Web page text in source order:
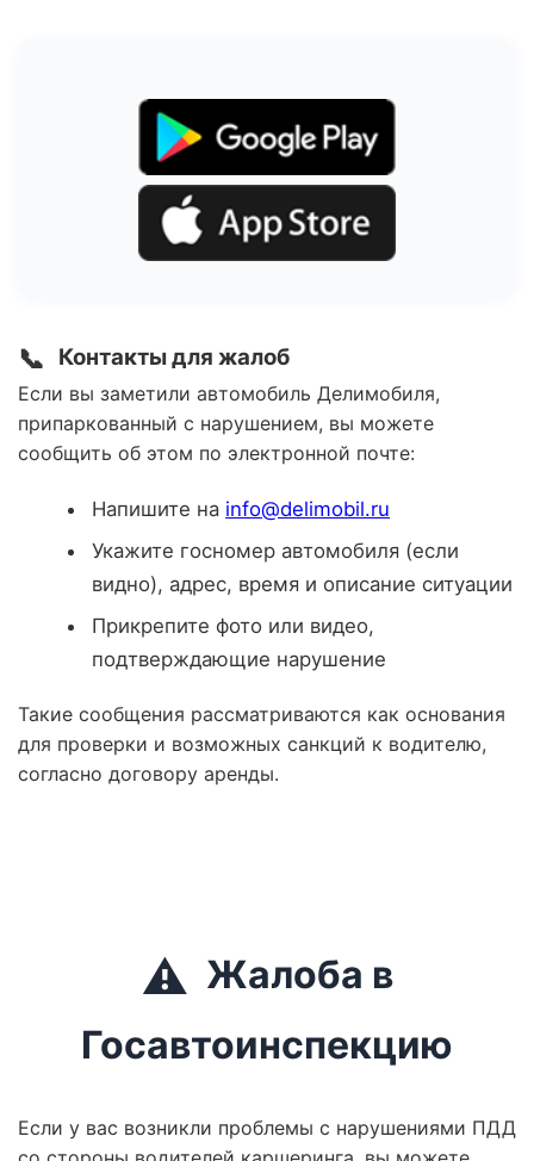
📞 Контакты для жалоб
Если вы заметили автомобиль Делимобиля,
припаркованный с нарушением, вы можете
сообщить об этом по электронной почте:
Напишите на info@delimobil.ru
Укажите госномер автомобиля (если
видно), адрес, время и описание ситуации
Прикрепите фото или видео,
подтверждающие нарушение
Такие сообщения рассматриваются как основания
для проверки и возможных санкций к водителю,
согласно договору аренды.
⚠️ Жалоба в
Госавтоинспекцию
Если у вас возникли проблемы с нарушениями ПДД